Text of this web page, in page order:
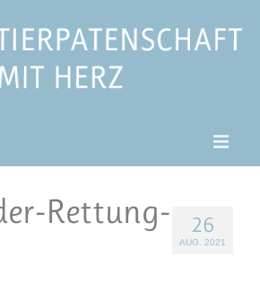
26
AUG. 2021
Rettung-